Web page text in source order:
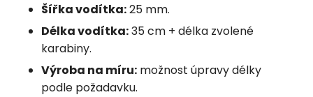
Šířka vodítka:25 mm.
Délka vodítka:35 cm + délka zvolené
karabiny.
Výroba na míru: možnost úpravy délky
podle požadavku.